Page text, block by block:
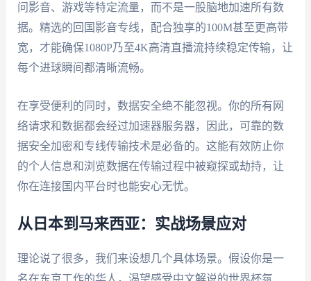
问影音、游戏等特定流量，而不是一股脑地加速所有数
据。精选的回国影音专线，配合独享的100M甚至更高带
宽，才能确保1080P乃至4K高清直播流持续稳定传输，让
每个进球瞬间都清晰流畅。
在享受便利的同时，数据安全绝不能忽视。你的所有网
络请求和数据都会经过加速器服务器，因此，可靠的数
据安全加密和专线传输技术是必备的。这能有效防止你
的个人信息和浏览数据在传输过程中被窥探或劫持，让
你在连接国内平台时也能安心无忧。
从日本到马来西亚：实战场景应对
理论说了很多，我们来设想几个具体场景。假设你是一